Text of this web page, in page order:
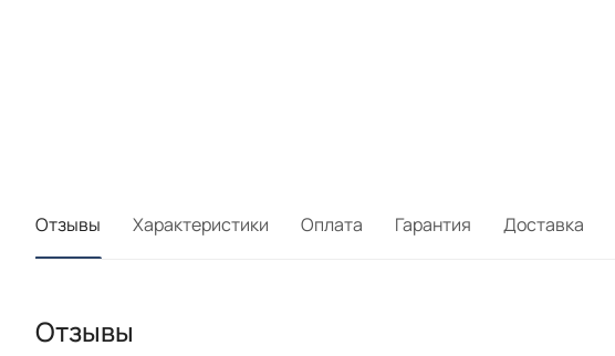
Отзывы Характеристики Оплата Гарантия Доставка
Отзывы